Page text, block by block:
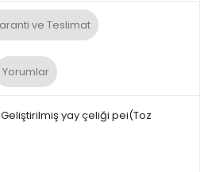
ve Teslimat
Yorumlar
Geliştirilmiş yay çeliği pei(Toz